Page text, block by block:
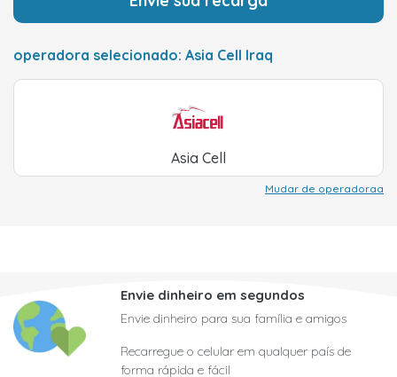
operadora selecionado: Asia Cell Iraq
Asia Cell
Mudar de operadoraa
Envie dinheiro em segundos
Envie dinheiro para sua família e amigos
Recarregue o celular em qualquer país de
forma rápida e fácil